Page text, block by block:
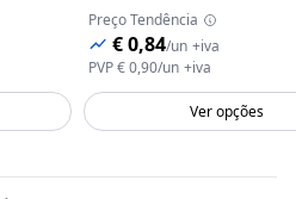
Preço Tendência
€ 0,84/un +iva
PVP€ 0,90/un +iva
Ver opções